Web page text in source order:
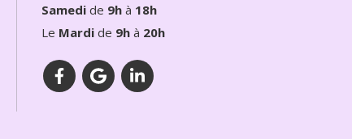
Samedi de 9h à 18h
Le Mardi de 9h à 20h